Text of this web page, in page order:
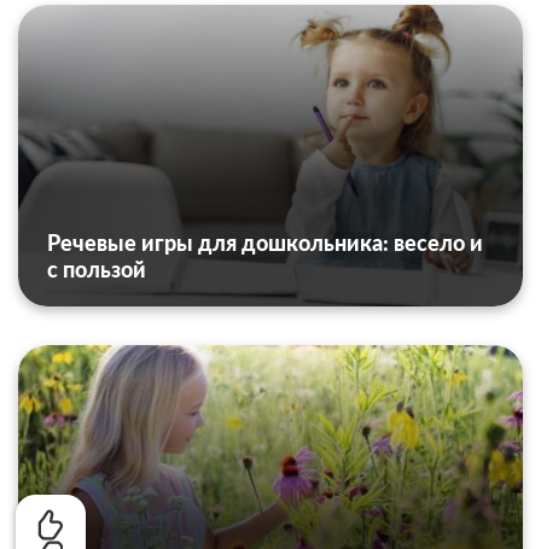
Речевые игры для дошкольника: весело и
с пользой